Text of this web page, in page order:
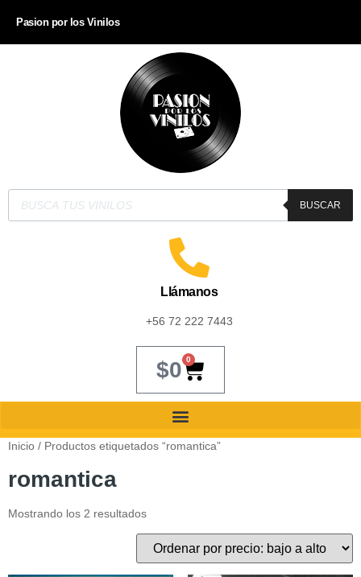
Pasion por los Vinilos
BUSCAR
Llámanos
+56 72 222 7443
$0 0
Inicio / Productos etiquetados “romantica”
romantica
Mostrando los 2 resultados